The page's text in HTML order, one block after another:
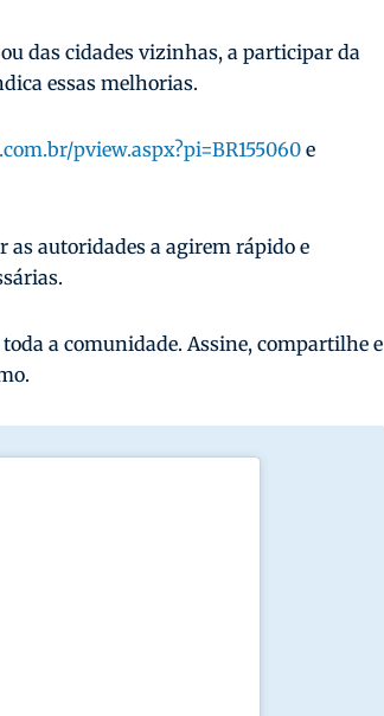
das cidades vizinhas, a participar da
essas melhorias.
pview.aspx?pi=BR155060e
as autoridades a agirem rápido e
a comunidade. Assine, compartilhe e